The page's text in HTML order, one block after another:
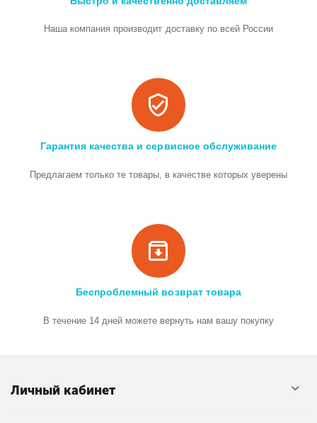
Наша компания производит доставку по всей России
Гарантия качества и сервисное обслуживание
Предлагаем только те товары, в качестве которых уверены
Беспроблемный возврат товара
В течение 14 дней можете вернуть нам вашу покупку
Личный кабинет